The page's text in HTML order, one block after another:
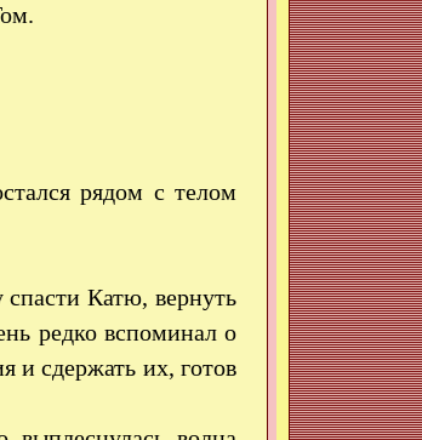
рядом с телом
Катю, вернуть
редко вспоминал о
и сдержать их, готов